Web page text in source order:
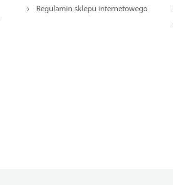
Regulamin sklepu internetowego